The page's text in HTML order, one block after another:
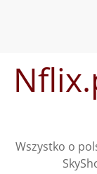
treści
Wszystko o